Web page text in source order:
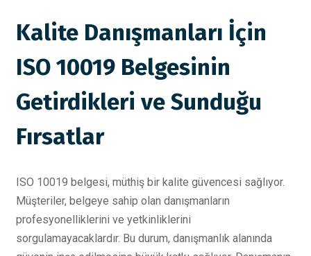
Kalite Danışmanları İçin
ISO 10019 Belgesinin
Getirdikleri ve Sunduğu
Fırsatlar
ISO 10019 belgesi, müthiş bir kalite güvencesi sağlıyor.
Müşteriler, belgeye sahip olan danışmanların
profesyonelliklerini ve yetkinliklerini
sorgulamayacaklardır. Bu durum, danışmanlık alanında